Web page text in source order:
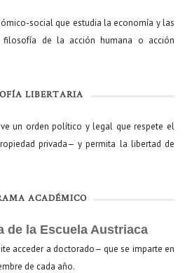
social que estudia la economía y las
filosofía de la acción humana o acción
LIBERTARIA
un orden político y legal que respete el
privada— y permita la libertad de
ACADÉMICO
de la Escuela Austriaca
acceder a doctorado— que se imparte en
de cada año.